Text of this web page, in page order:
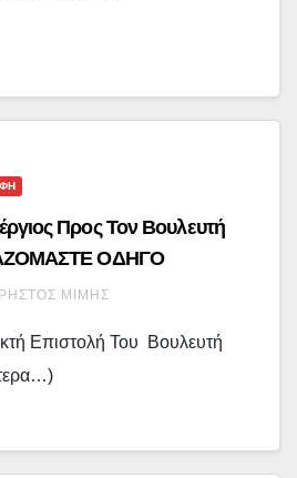
Προς Τον Βουλευτή
ΟΔΗΓΟ
…
ΜΊΜΗΣ
Επιστολή Του Βουλευτή